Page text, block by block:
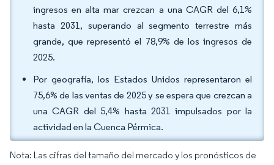
ingresos en alta mar crezcan a una CAGR del 6,1%
hasta 2031, superando al segmento terrestre más
grande, que representó el 78,9% de los ingresos de
2025.
Por geografía, los Estados Unidos representaron el
75,6% de las ventas de 2025 y se espera que crezcan a
una CAGR del 5,4% hasta 2031 impulsados por la
actividad en la Cuenca Pérmica.
Nota: Las cifras del tamaño del mercado y los pronósticos de